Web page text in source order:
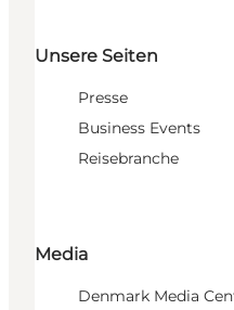
Unsere Seiten
Presse
Business Events
Reisebranche
Media
Denmark Media